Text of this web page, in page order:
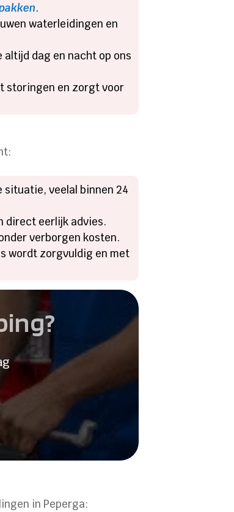
.
waterleidingen en
dag en nacht op ons
storingen en zorgt voor
situatie, veelal binnen 24
direct eerlijk advies.
verborgen kosten.
wordt zorgvuldig en met
in Peperga: